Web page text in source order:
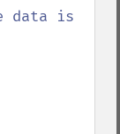
data is